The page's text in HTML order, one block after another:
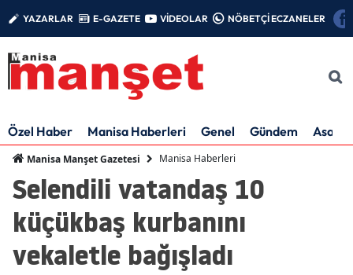
YAZARLAR E-GAZETE VİDEOLAR NÖBETÇİ ECZANELER
Özel Haber Manisa Haberleri Genel Gündem Asayiş
Manisa Manşet Gazetesi Manisa Haberleri
Selendili vatandaş 10
küçükbaş kurbanını
vekaletle bağışladı